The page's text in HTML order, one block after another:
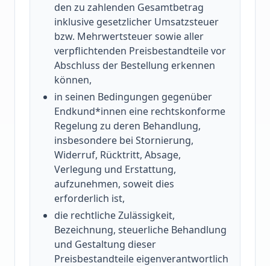
den zu zahlenden Gesamtbetrag
inklusive gesetzlicher Umsatzsteuer
bzw. Mehrwertsteuer sowie aller
verpflichtenden Preisbestandteile vor
Abschluss der Bestellung erkennen
können,
in seinen Bedingungen gegenüber
Endkund*innen eine rechtskonforme
Regelung zu deren Behandlung,
insbesondere bei Stornierung,
Widerruf, Rücktritt, Absage,
Verlegung und Erstattung,
aufzunehmen, soweit dies
erforderlich ist,
die rechtliche Zulässigkeit,
Bezeichnung, steuerliche Behandlung
und Gestaltung dieser
Preisbestandteile eigenverantwortlich